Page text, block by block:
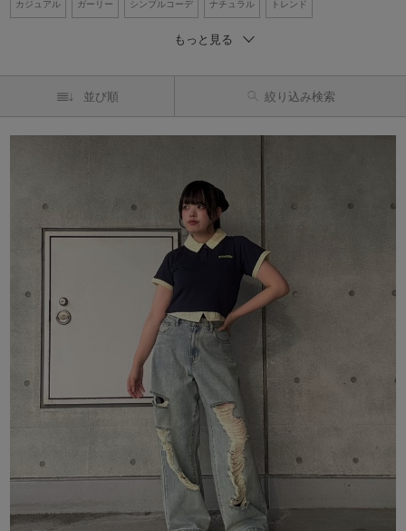
カジュアル ガーリー シンプルコーデ ナチュラル トレンド
再入荷アイテム
ビッグシルエット Tシャツ デニム ワンピース シャツコーデ
もっと見る
並び順 絞り込み検索